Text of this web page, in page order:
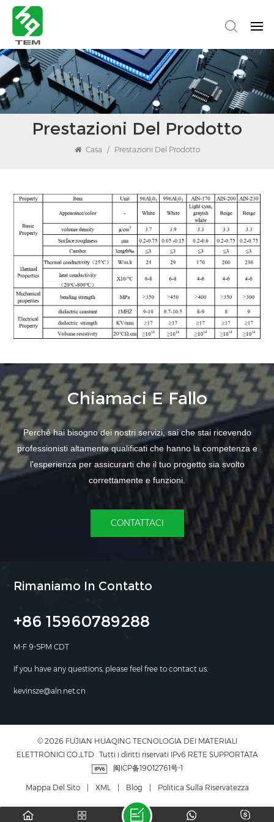
Prestazioni Del Prodotto
Casa / Prestazioni Del Prodotto
Chiamaci E Fallo
Perché hai bisogno dei nostri servizi, sai che stai ricevendo
professionisti altamente qualificati che hanno la competenza e
l'esperienza per assicurarti che il tuo progetto sia svolto
correttamente e funzioni.
CONTATTACI
Rimaniamo In Contatto
+86 15960789288
M-F 9-5PM CDT
If you have any questions, please feel free to contact us.
kevinsze@aln.net.cn
© 2026 FUJIAN HUAQING TECNOLOGIA DEI MATERIALI
ELETTRONICI CO.,LTD . Tutti i diritti riservati IPv6 RETE SUPPORTATA
闽ICP备19012761号-1
Mappa Del Sito XML Blog Politica Sulla Riservatezza